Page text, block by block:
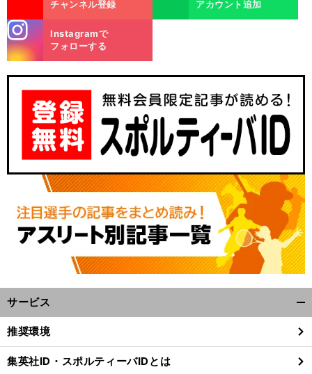
5
へ
チャンネル登録 アカウント追加
m
Instagramで
フォローする
サービス
閉
る
推奨環境
集英社ID・スポルティーバIDとは